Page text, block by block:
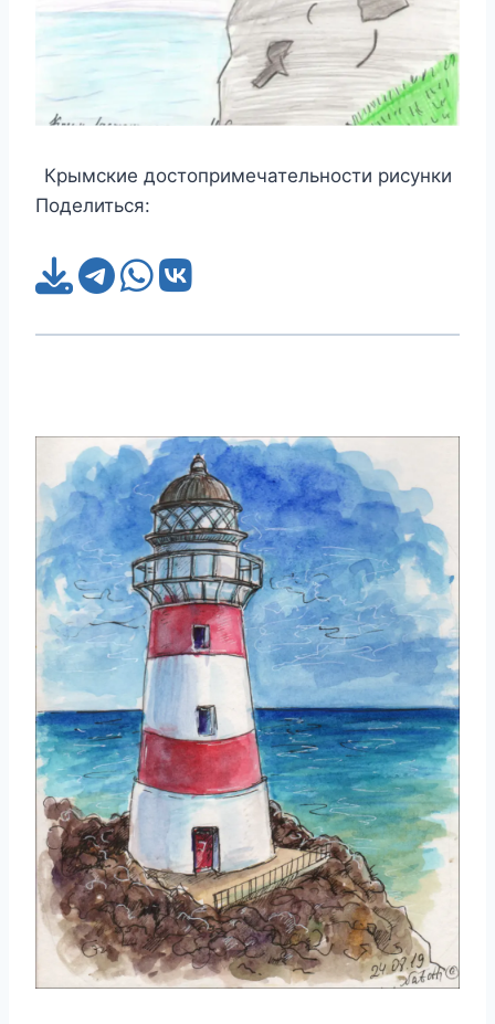
Крымские достопримечательности рисунки
Поделиться: